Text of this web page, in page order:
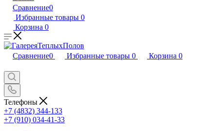
Сравнение0
Избранные товары 0
Корзина 0
Сравнение0 Избранные товары 0 Корзина 0
Телефоны
+7 (4832) 344-133
+7 (910) 034-41-33